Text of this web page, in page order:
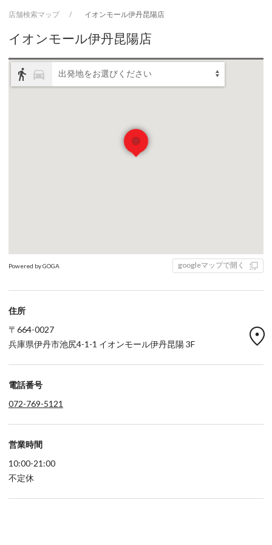
店舗検索マップ イオンモール伊丹昆陽店
イオンモール伊丹昆陽店
directions_walk directions_car 出発地をお選びください
Powered by GOGA googleマップで開く
住所
〒664-0027
兵庫県伊丹市池尻4-1-1 イオンモール伊丹昆陽 3F
location_on
電話番号
072-769-5121
営業時間
10:00-21:00
不定休